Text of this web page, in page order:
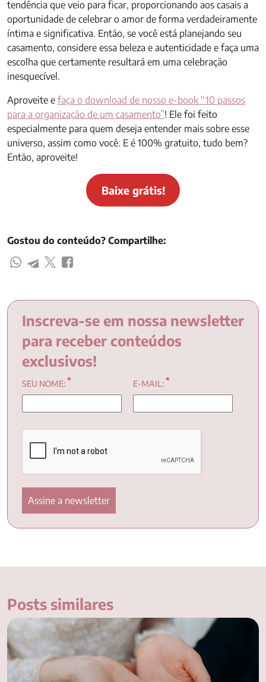
tendência que veio para ficar, proporcionando aos casais a
oportunidade de celebrar o amor de forma verdadeiramente
íntima e significativa. Então, se você está planejando seu
casamento, considere essa beleza e autenticidade e faça uma
escolha que certamente resultará em uma celebração
inesquecível.
Aproveite e faça o download de nosso e-book “10 passos
para a organização de um casamento”! Ele foi feito
especialmente para quem deseja entender mais sobre esse
universo, assim como você. E é 100% gratuito, tudo bem?
Então, aproveite!
Baixe grátis!
Gostou do conteúdo? Compartilhe:
Inscreva-se em nossa newsletter
para receber conteúdos
exclusivos!
SEU NOME:* E-MAIL:*
Posts similares
Qual a diferença entre aliança de noivado e casamento?
Descubra agora!